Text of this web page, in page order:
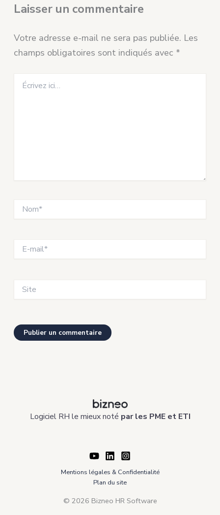
Laisser un commentaire
Votre adresse e-mail ne sera pas publiée. Les
champs obligatoires sont indiqués avec *
ici…
mail*
Logiciel RH le mieux noté par les PME et ETI
Mentions légales & Confidentialité
Plan du site
© 2026 Bizneo HR Software